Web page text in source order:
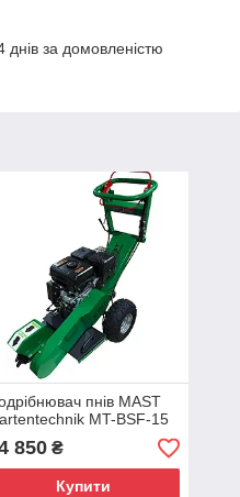
за домовленістю
пнів MAST
MT-BSF-15
850₴
Купити